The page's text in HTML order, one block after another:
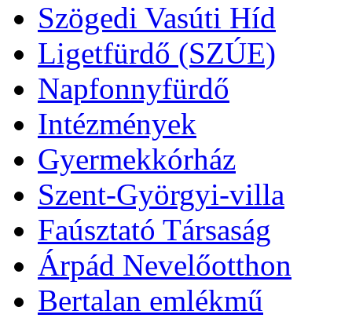
Szögedi Vasúti Híd
Ligetfürdő (SZÚE)
Napfonnyfürdő
Intézmények
Gyermekkórház
Szent-Györgyi-villa
Faúsztató Társaság
Árpád Nevelőotthon
Bertalan emlékmű